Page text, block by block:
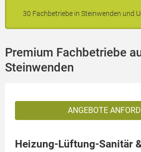
30 Fachbetriebe in Steinwenden und
Premium Fachbetriebe
Steinwenden
ANGEBOTE
Heizung-Lüftung-Sanitär